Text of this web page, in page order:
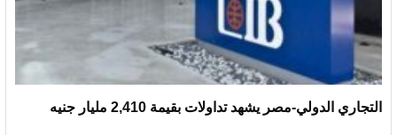
التجاري الدولي-مصر يشهد تداولات بقيمة 2,410 مليار جنيه